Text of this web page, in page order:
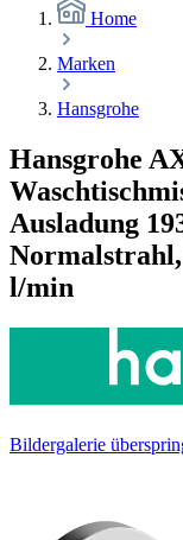
Home
Marken
Hansgrohe
Hansgrohe
Ausladung
l/min
Bildergalerie